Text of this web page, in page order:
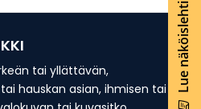
Lue näköislehti
tai yllättävän,
hauskan asian, ihmisen tai